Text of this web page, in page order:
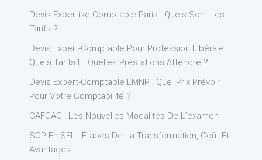
Devis Expertise Comptable Paris : Quels Sont Les
Tarifs ?
Devis Expert-Comptable Pour Profession Libérale :
Quels Tarifs Et Quelles Prestations Attendre ?
Devis Expert-Comptable LMNP : Quel Prix Prévoir
Pour Votre Comptabilité ?
CAFCAC : Les Nouvelles Modalités De L’examen
SCP En SEL : Étapes De La Transformation, Coût Et
Avantages